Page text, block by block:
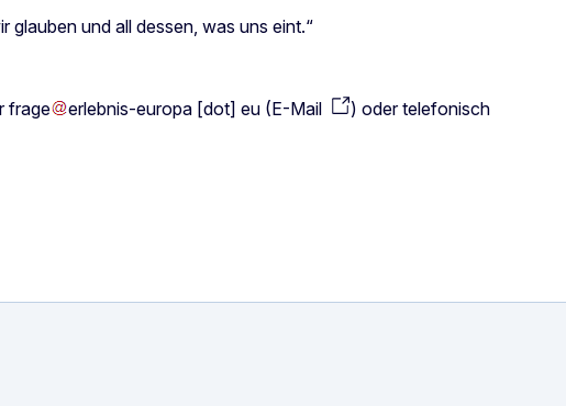
glauben und all dessen, was uns eint.“
frage erlebnis-europa [dot] eu (E-Mail ) oder telefonisch